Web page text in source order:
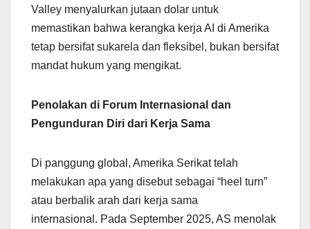
Valley menyalurkan jutaan dolar untuk
memastikan bahwa kerangka kerja AI di Amerika
tetap bersifat sukarela dan fleksibel, bukan bersifat
mandat hukum yang mengikat.
Penolakan di Forum Internasional dan
Pengunduran Diri dari Kerja Sama
Di panggung global, Amerika Serikat telah
melakukan apa yang disebut sebagai “heel turn”
atau berbalik arah dari kerja sama
internasional. Pada September 2025, AS menolak